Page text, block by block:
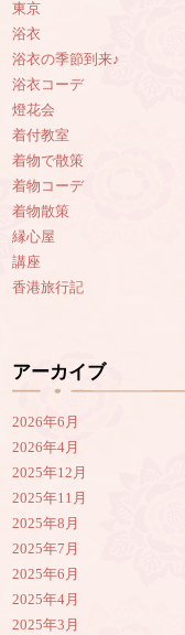
東京
浴衣
浴衣の季節到来♪
浴衣コーデ
燈花会
着付教室
着物で散策
着物コーデ
着物散策
縁心屋
講座
香港旅行記
アーカイブ
2026年6月
2026年4月
2025年12月
2025年11月
2025年8月
2025年7月
2025年6月
2025年4月
2025年3月